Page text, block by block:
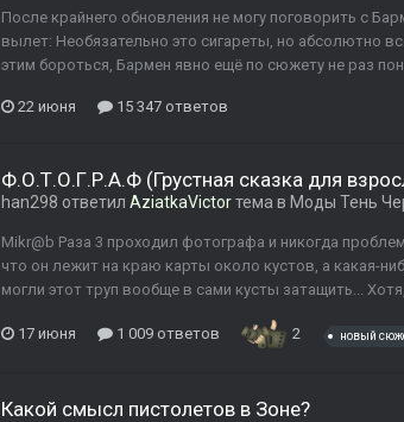
После крайнего обновления не могу поговорить с
вылет: Необязательно это сигареты, но абсолютно
этим бороться, Бармен явно ещё по сюжету не раз
22 июня 15 347 ответов
Ф.О.Т.О.Г.Р.А.Ф (Грустная сказка для
han298 ответил AziatkaVictorтема в Моды Тень
Mikr@b Раза 3 проходил фотографа и никогда
что он лежит на краю карты около кустов, а какая-
могли этот труп вообще в сами кусты затащить...
17 июня 1 009 ответов 2 новый
Какой смысл пистолетов в Зоне?